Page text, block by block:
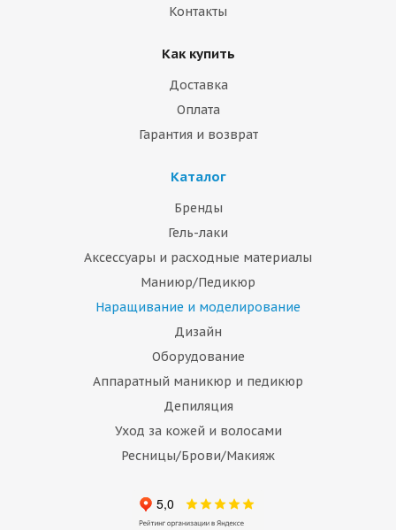
Контакты
Как купить
Доставка
Оплата
Гарантия и возврат
Каталог
Бренды
Гель-лаки
Аксессуары и расходные материалы
Маниюр/Педикюр
Наращивание и моделирование
Дизайн
Оборудование
Аппаратный маникюр и педикюр
Депиляция
Уход за кожей и волосами
Ресницы/Брови/Макияж